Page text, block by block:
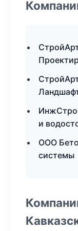
и
ООО
системы